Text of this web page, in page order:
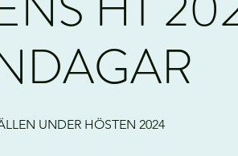
UNDER HÖSTEN 2024